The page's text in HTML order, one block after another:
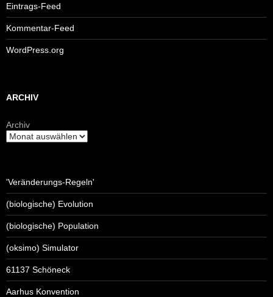
Eintrags-Feed
Kommentar-Feed
WordPress.org
ARCHIV
Archiv
'Veränderungs-Regeln'
(biologische) Evolution
(biologische) Population
(oksimo) Simulator
61137 Schöneck
Aarhus Konvention